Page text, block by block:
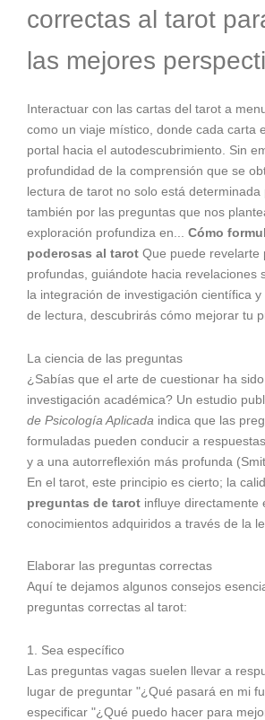
correctas al tarot
las mejores
Interactuar con las cartas del tarot a
como un viaje místico, donde cada carta
portal hacia el autodescubrimiento. Sin
profundidad de la comprensión que se
lectura de tarot no solo está determinada
también por las preguntas que nos
exploración profundiza en... Cómo
poderosas al tarot Que puede revelarte
profundas, guiándote hacia revelaciones
la integración de investigación científica
de lectura, descubrirás cómo mejorar tu
La ciencia de las preguntas
¿Sabías que el arte de cuestionar ha
investigación académica? Un estudio
de Psicología Aplicada indica que las
formuladas pueden conducir a
y a una autorreflexión más profunda
En el tarot, este principio es cierto; la
preguntas de tarot influye directamente
conocimientos adquiridos a través de la
Elaborar las preguntas correctas
Aquí te dejamos algunos consejos
preguntas correctas al tarot:
1. Sea específico
Las preguntas vagas suelen llevar a
lugar de preguntar "¿Qué pasará en mi
especificar "¿Qué puedo hacer para